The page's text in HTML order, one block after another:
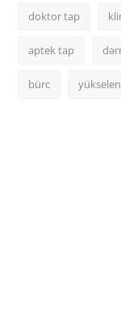
doktor tap
aptek tap
bürc